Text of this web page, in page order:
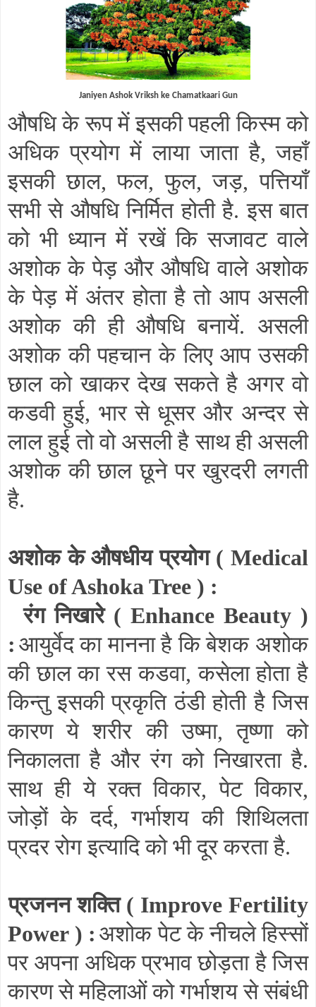
Janiyen Ashok Vriksh ke Chamatkaari Gun
औषधि के रूप में इसकी पहली किस्म को
अधिक प्रयोग में लाया जाता है,जहाँ
इसकी छाल,फल,फुल,जड़,पत्तियाँ
सभी से औषधि निर्मित होती है. इस बात
को भी ध्यान में रखें कि सजावट वाले
अशोक के पेड़ और औषधि वाले अशोक
के पेड़ में अंतर होता है तो आप असली
अशोक की ही औषधि बनायें. असली
अशोक की पहचान के लिए आप उसकी
छाल को खाकर देख सकते है अगर वो
कडवी हुई, भार से धूसर और अन्दर से
लाल हुई तो वो असली है साथ ही असली
अशोक की छाल छूने पर खुरदरी लगती
है.
अशोक के औषधीय प्रयोग ( Medical
Use of Ashoka Tree ) :
रंग निखारे ( Enhance Beauty )
: आयुर्वेद का मानना है कि बेशक अशोक
की छाल का रस कडवा,कसेला होता है
किन्तु इसकी प्रकृति ठंडी होती है जिस
कारण ये शरीर की उष्मा,तृष्णा को
निकालता है और रंग को निखारता है.
साथ ही ये रक्त विकार,पेट विकार,
जोड़ों के दर्द,गर्भाशय की शिथिलता
प्रदर रोग इत्यादि को भी दूर करता है.
प्रजनन शक्ति ( Improve Fertility
Power ) : अशोक पेट के नीचले हिस्सों
पर अपना अधिक प्रभाव छोड़ता है जिस
कारण से महिलाओं को गर्भाशय से संबंधी